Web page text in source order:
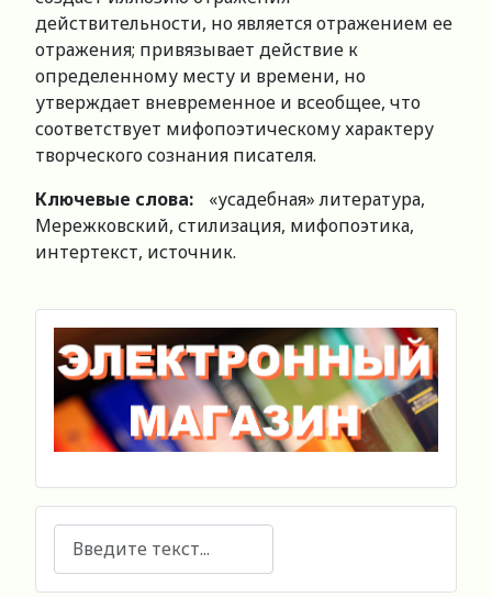
действительности, но является отражением ее
отражения; привязывает действие к
определенному месту и времени, но
утверждает вневременное и всеобщее, что
соответствует мифопоэтическому характеру
творческого сознания писателя.
Ключевые слова:
«усадебная» литература,
Мережковский, стилизация, мифопоэтика,
интертекст, источник.
Поиск